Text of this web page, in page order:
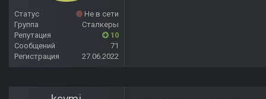
Статус
Не в сети
Группа
Сталкеры
Репутация
10
Сообщений
71
Регистрация
27.06.2022